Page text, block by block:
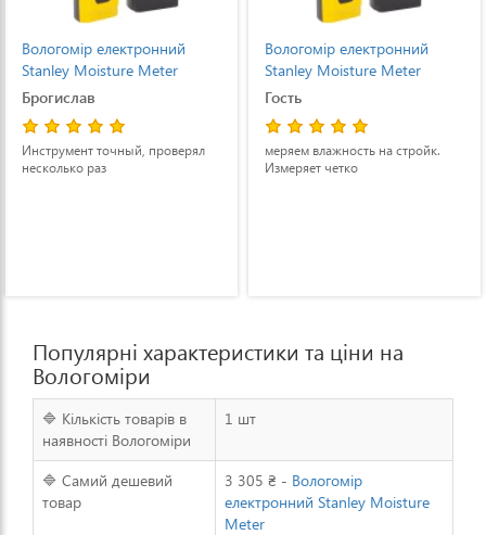
Вологомір електронний
Stanley Moisture Meter
Брогислав
Инструмент точный, проверял
несколько раз
Вологомір електронний
Stanley Moisture Meter
Гость
меряем влажность на стройк.
Измеряет четко
Популярні характеристики та ціни на
Вологоміри
🔷 Кількість товарів в
наявності Вологоміри
1 шт
🔷 Самий дешевий
товар
3 305 ₴ - Вологомір
електронний Stanley Moisture
Meter